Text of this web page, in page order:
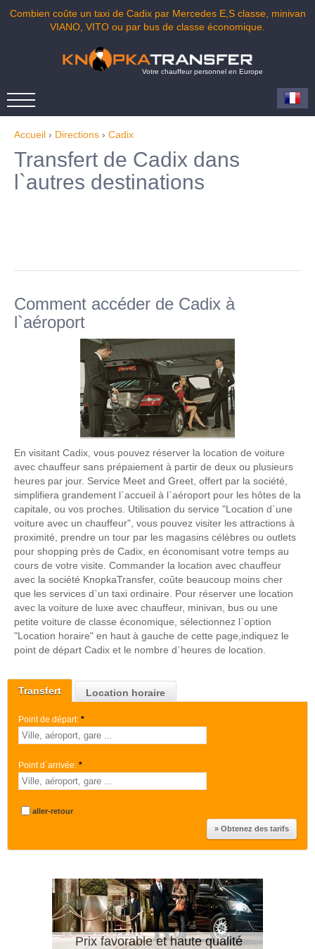
Combien coûte un taxi de Cadix par Mercedes E,S classe, minivan
VIANO, VITO ou par bus de classe économique.
Votre chauffeur personnel en Europe
Accueil › Directions › Cadix
Transfert Location horaire
Point de départ: *
Point d`arrivée: *
aller-retour
Prix favorable et haute qualité
Transfert de Cadix dans
l`autres destinations
Comment accéder de Cadix à
l`aéroport
En visitant Cadix, vous pouvez réserver la location de voiture
avec chauffeur sans prépaiement à partir de deux ou plusieurs
heures par jour. Service Meet and Greet, offert par la société,
simplifiera grandement l`accueil à l`aéroport pour les hôtes de la
capitale, ou vos proches. Utilisation du service "Location d`une
voiture avec un chauffeur", vous pouvez visiter les attractions à
proximité, prendre un tour par les magasins célèbres ou outlets
pour shopping près de Cadix, en économisant votre temps au
cours de votre visite. Commander la location avec chauffeur
avec la société KnopkaTransfer, coûte beaucoup moins cher
que les services d`un taxi ordinaire. Pour réserver une location
avec la voiture de luxe avec chauffeur, minivan, bus ou une
petite voiture de classe économique, sélectionnez l`option
"Location horaire" en haut à gauche de cette page,indiquez le
point de départ Cadix et le nombre d`heures de location.